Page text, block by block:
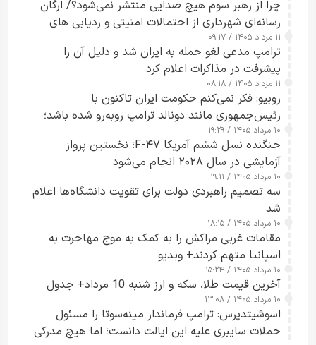
چرا از رهبر سوم هیچ صدایی منتشر نمی‌شود؟/ ارگان
رسانه‌ای شهرداری از احتمالات امنیتی و ردیابی های
جاسوسی گفت
۱۱ مرداد ۱۴۰۵ / ۰۹:۱۷
ترامپ مدعی لغو حمله به ایران شد و دلیل آن را
پیشرفت در مذاکرات اعلام کرد
۱۱ مرداد ۱۴۰۵ / ۰۸:۱۸
روبیو: فکر نمی‌کنم حکومت ایران تاکنون با
رئیس‌جمهوری مانند دونالد ترامپ روبه‌رو شده باشد؛
کسی که واقعاً دست به اقدام می‌زند
۱۰ مرداد ۱۴۰۵ / ۱۹:۲۹
جنگنده نسل ششم آمریکا F-۴۷؛ نخستین پرواز
آزمایشی در سال ۲۰۲۸ انجام می‌شود
۱۰ مرداد ۱۴۰۵ / ۱۹:۱۱
سه تصمیم راهبردی دولت برای تقویت دانشگاه‌ها اعلام
شد
۱۰ مرداد ۱۴۰۵ / ۱۸:۱۵
مقامات غربی مراکش را به کمک به موج مهاجرت به
اسپانیا متهم کردند+ ویدیو
۱۰ مرداد ۱۴۰۵ / ۱۵:۲۴
آخرین قیمت طلا، سکه و ارز شنبه 10 مرداد+ جدول
۱۰ مرداد ۱۴۰۵ / ۱۳:۰۸
اسوشیتدپرس: ترامپ فرماندار مینه‌سوتا را مسئول
حملات سایبری علیه این ایالت دانست؛ اما هیچ مدرکی